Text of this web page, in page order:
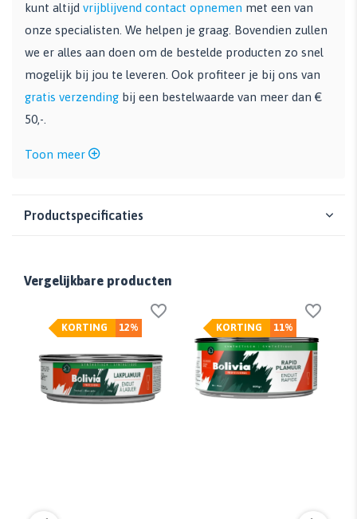
kunt altijd vrijblijvend contact opnemen met een van
onze specialisten. We helpen je graag. Bovendien zullen
we er alles aan doen om de bestelde producten zo snel
mogelijk bij jou te leveren. Ook profiteer je bij ons van
gratis verzending bij een bestelwaarde van meer dan €
50,-.
Toon meer
Productspecificaties
Vergelijkbare producten
12%
KORTING 11%
KORTING